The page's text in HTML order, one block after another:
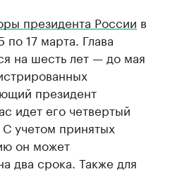
президента России в
по 17 марта. Глава
на шесть лет — до мая
президент
идет его четвертый
учетом принятых
он может
два срока. Также для